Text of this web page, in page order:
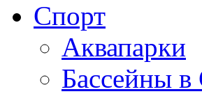
Спорт
Аквапарки
Бассейны в